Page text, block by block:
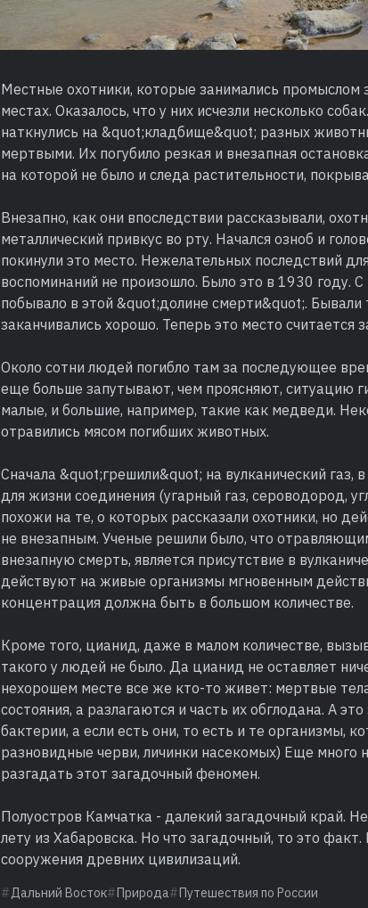
Местные охотники, которые занимались промыслом
местах. Оказалось, что у них исчезли несколько
наткнулись на &quot;кладбище&quot; разных
мертвыми. Их погубило резкая и внезапная
на которой не было и следа растительности,
Внезапно, как они впоследствии рассказывали,
металлический привкус во рту. Начался озноб и
покинули это место. Нежелательных последствий
воспоминаний не произошло. Было это в 1930 году.
побывало в этой &quot;долине смерти&quot;.
заканчивались хорошо. Теперь это место считается
Около сотни людей погибло там за последующее
еще больше запутывают, чем проясняют, ситуацию
малые, и большие, например, такие как медведи.
отравились мясом погибших животных.
Сначала &quot;грешили&quot; на вулканический газ,
для жизни соединения (угарный газ, сероводород,
похожи на те, о которых рассказали охотники, но
не внезапным. Ученые решили было, что
внезапную смерть, является присутствие в
действуют на живые организмы мгновенным
концентрация должна быть в большом количестве.
Кроме того, цианид, даже в малом количестве,
такого у людей не было. Да цианид не оставляет
нехорошем месте все же кто-то живет: мертвые
состояния, а разлагаются и часть их обглодана. А
бактерии, а если есть они, то есть и те организмы,
разновидные черви, личинки насекомых) Еще много
разгадать этот загадочный феномен.
Полуостров Камчатка - далекий загадочный край.
лету из Хабаровска. Но что загадочный, то это
сооружения древних цивилизаций.
Дальний Восток Природа Путешествия по России